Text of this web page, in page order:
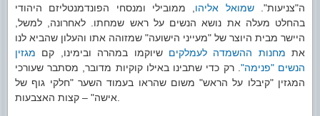
ה"צניעות".שמואל אליהו , ממובילי ומנסחי הפונדמנטליזם היהודי
בהחלט מעלה את נושא הנשים על ראש שמחתו. לאחרונה, למשל,
היישר מבית היוצר של "מעייני הישועה" שמזוהה אתו והעלון שהביא לנו
את מחנות ההשמדה לעמלקים שיוקמו במהרה ובימינו, קם מגזין
הנשים "פנימה" . רק כדי שתבינו באילו קוקיות מדובר, מסתבר שעורכי
המגזין "קיבלו על הראש" משום שהראו בעמוד השער "חלקי גוף של